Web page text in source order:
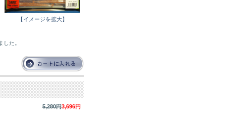
【イメージを拡大】
た。
5,280円3,696円